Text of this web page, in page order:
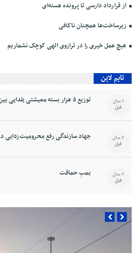
از قرارداد دارسی تا پرونده هسته‌ای
زیرساخت‌ها همچنان ناکافی
هیچ عمل خیری را در ترازوی الهی کوچک نشماریم
تایم لاین
توزیع ۵ هزار بسته معیشتی یلدایی بین نیازمندان 1 سال
قبل
جهاد سازندگی رفع محرومیت‌زدایی 2 سال
قبل
بمبِ حماقت 2 سال
قبل